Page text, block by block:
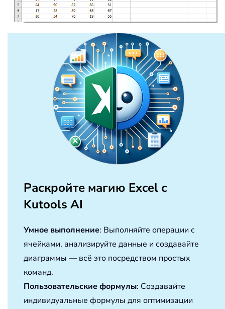
Раскройте магию Excel с
Kutools AI
Умное выполнение: Выполняйте операции с
ячейками, анализируйте данные и создавайте
диаграммы — всё это посредством простых
команд.
Пользовательские формулы: Создавайте
индивидуальные формулы для оптимизации